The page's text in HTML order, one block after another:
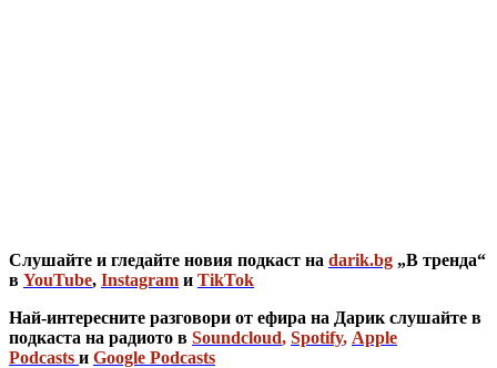
Слушайте и гледайте новия подкаст на darik.bg „В тренда“
в YouTube, Instagram и TikTok
Най-интересните разговори от ефира на Дарик слушайте в
подкаста на радиото в Soundcloud, Spotify, Apple
Podcasts и Google Podcasts